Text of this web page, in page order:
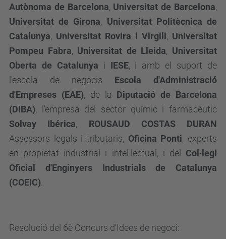
Autònoma de Barcelona, Universitat de Barcelona,
Universitat de Girona, Universitat Politècnica de
Catalunya, Universitat Rovira i Virgili, Universitat
Pompeu Fabra, Universitat de Lleida, Universitat
Oberta de Catalunya i IESE, i amb el suport de
l'escola de negocis Escola d'Administració
d'Empreses (EAE), de la Diputació de Barcelona
(DIBA), l'empresa del sector químic i farmacèutic
Solvay Ibérica, ROUSAUD COSTAS DURAN
Assessors legals i tributaris, Oficina Ponti, experts
en propietat industrial i intel·lectual, i del Col·legi
Oficial d'Enginyers Industrials de Catalunya
(COEIC)
Resolució del 6è Concurs d'Idees de negoci: